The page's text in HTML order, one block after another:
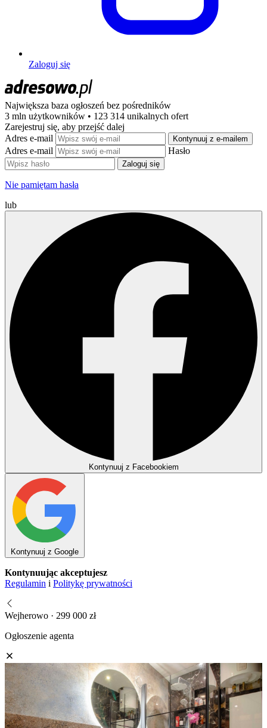
Zaloguj się
Największa baza ogłoszeń bez pośredników
3 mln użytkowników • 123 314 unikalnych ofert
Zarejestruj się, aby przejść dalej
Adres e-mail
Kontynuuj z e-mailem
Adres e-mail Hasło
Zaloguj się
Nie pamiętam hasła
lub
Kontynuuj z Facebookiem
Kontynuuj z Google
Kontynuując akceptujesz
Regulamin i Politykę prywatności
Wejherowo · 299 000 zł
Ogłoszenie agenta